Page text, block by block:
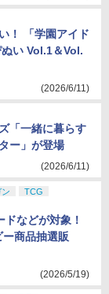
！ 「学園アイド
い Vol.1＆Vol.
(2026/6/11)
「一緒に暮らす
ー」が登場
(2026/6/11)
ン
TCG
などが対象！
商品抽選販
(2026/5/19)